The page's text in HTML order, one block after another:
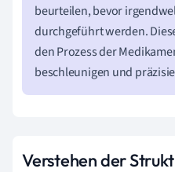
beurteilen, bevor
durchgeführt werden.
den Prozess der
beschleunigen und
Verstehen der